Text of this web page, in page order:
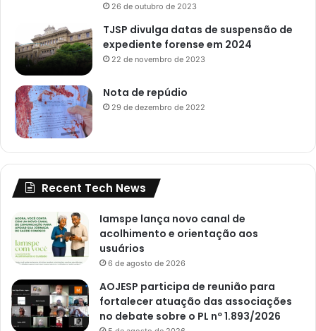
26 de outubro de 2023
TJSP divulga datas de suspensão de
expediente forense em 2024
22 de novembro de 2023
Nota de repúdio
29 de dezembro de 2022
Recent Tech News
Iamspe lança novo canal de
acolhimento e orientação aos
usuários
6 de agosto de 2026
AOJESP participa de reunião para
fortalecer atuação das associações
no debate sobre o PL nº 1.893/2026